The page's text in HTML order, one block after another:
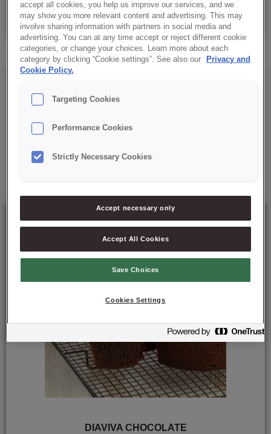
Balde: 12 Kg
Mais soluções para si
DIAVIVA CHOCOLATE
accept all cookies, you help us improve our services, and we
may show you more relevant content and advertising. This may
involve sharing information with partners in social media and
advertising. You can at any time accept or reject different cookie
categories, or change your choices. Learn more about each
category by clicking “Cookie settings”. See also our
Privacy and
Cookie Policy.
Targeting Cookies
Performance Cookies
Strictly Necessary Cookies
Accept necessary only
Accept All Cookies
Save Choices
Cookies Settings